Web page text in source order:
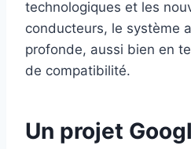
technologiques et les
conducteurs, le système
profonde, aussi bien en
de compatibilité.
Un projet